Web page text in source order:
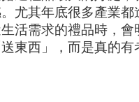
尤其年底很多產業都
活需求的禮品時，會
東西」，而是真的有